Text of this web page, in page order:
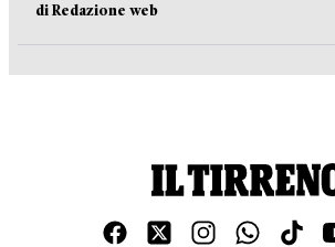
di Redazione web